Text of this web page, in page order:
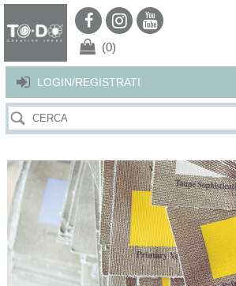
Per offrirti il miglior servizio possibile questo
Continuando la navigazione nel sito autorizzi l’uso
LOGIN/REGISTRATI
(0)